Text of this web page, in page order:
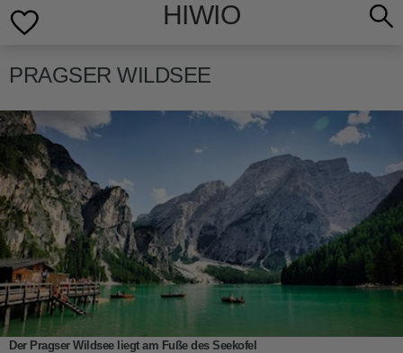
HIWIO
PRAGSER WILDSEE
Der Pragser Wildsee liegt am Fuße des Seekofel